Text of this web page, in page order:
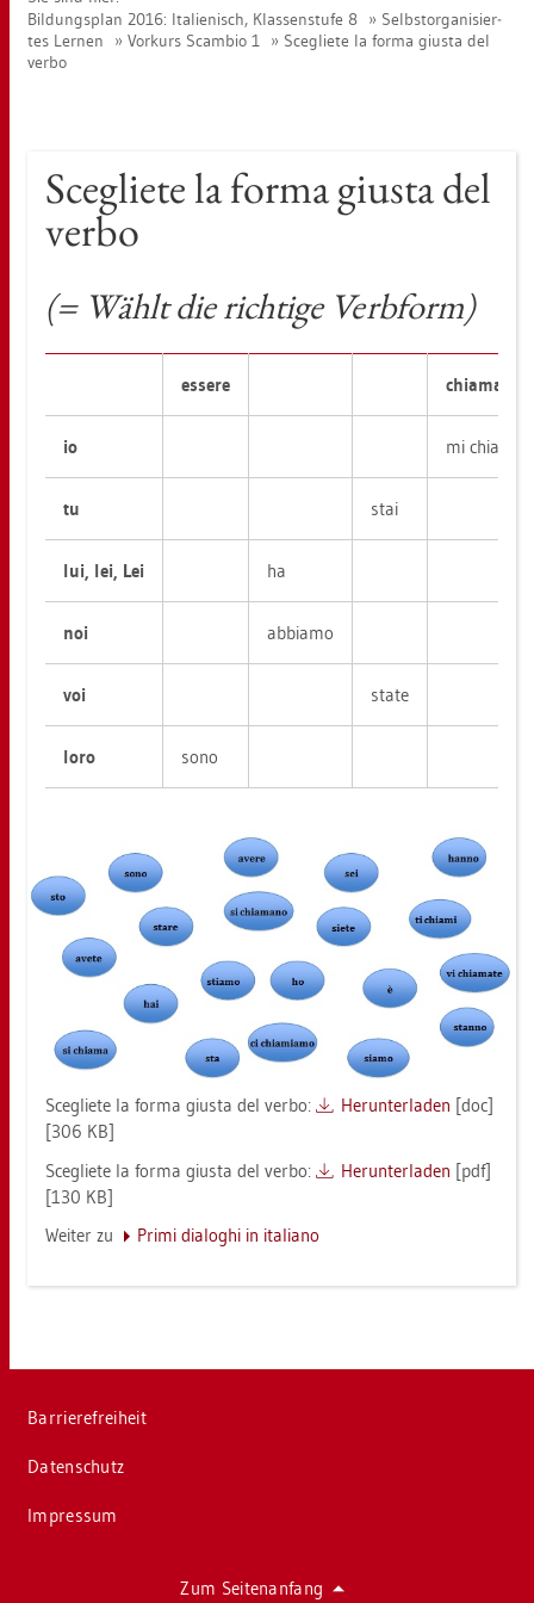
Bil­dungs­plan 2016: Ita­lie­nisch, Klas­sen­stu­fe 8
Selbst­or­ga­ni­sier­
tes Ler­nen
Vor­kurs Scam­bio 1
Sce­glie­te la forma gius­ta del
verbo
Sce­glie­te la forma gius­ta del
verbo
(= Wählt die rich­ti­ge Ver­b­form)
es­se­re chia­mar­si
io mi chia­mo
tu stai
lui, lei, Lei ha
noi ab­bia­mo
voi state
loro sono
Sce­glie­te la forma gius­ta del verbo: Her­un­ter­la­den [doc]
[306 KB]
Sce­glie­te la forma gius­ta del verbo:
Her­un­ter­la­den [pdf]
[130 KB]
Wei­ter zu
Primi dia­lo­ghi in ita­lia­no
Bar­rie­re­frei­heit
Da­ten­schutz
Im­pres­sum
Zum Sei­ten­an­fang